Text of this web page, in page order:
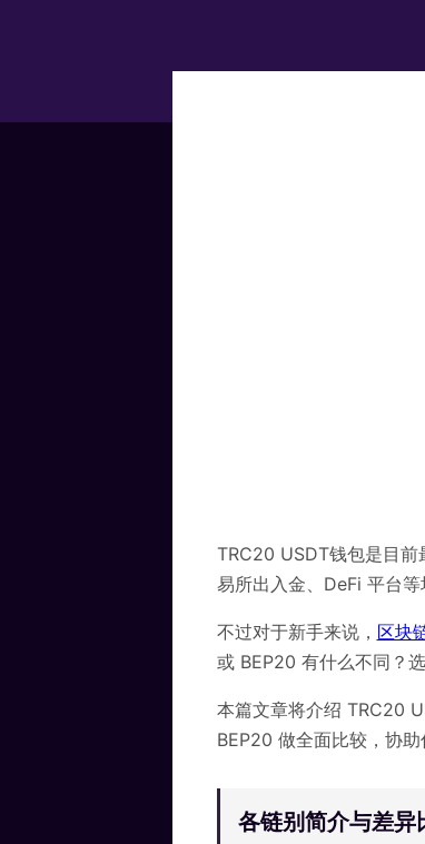
TRC20 USDT钱包是目
易所出入金、DeFi 平台等
不过对于新手来说， 区块
或 BEP20 有什么不同？
本篇文章将介绍 TRC20
BEP20 做全面比较，协
各链别简介与差异